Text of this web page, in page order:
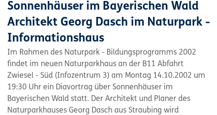
Sonnenhäuser im Bayerischen Wald
Architekt Georg Dasch im Naturpark -
Informationshaus
Im Rahmen des Naturpark - Bildungsprogramms 2002
findet im neuen Naturparkhaus an der B11 Abfahrt
Zwiesel - Süd (Infozentrum 3) am Montag 14.10.2002 um
19:30 Uhr ein Diavortrag über Sonnenhäuser im
Bayerischen Wald statt. Der Architekt und Planer des
Naturparkhauses Georg Dasch aus Straubing wird